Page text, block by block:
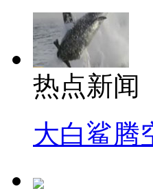
热点新闻
大白鲨腾